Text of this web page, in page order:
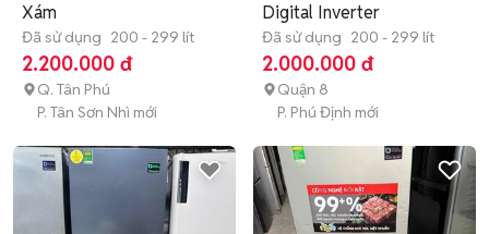
Xám
Đã sử dụng 200 - 299 lít
2.200.000 đ
Q. Tân Phú
P. Tân Sơn Nhì mới
Digital Inverter
Đã sử dụng 200 - 299 lít
2.000.000 đ
Quận 8
P. Phú Định mới